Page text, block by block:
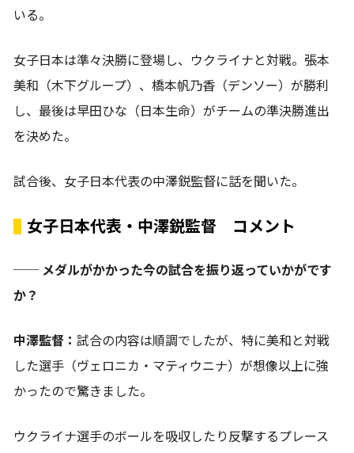
いる。
女子日本は準々決勝に登場し、ウクライナと対戦。張本
美和（木下グループ）、橋本帆乃香（デンソー）が勝利
し、最後は早田ひな（日本生命）がチームの準決勝進出
を決めた。
試合後、女子日本代表の中澤鋭監督に話を聞いた。
女子日本代表・中澤鋭監督 コメント
── メダルがかかった今の試合を振り返っていかがです
か？
中澤監督： 試合の内容は順調でしたが、特に美和と対戦
した選手（ヴェロニカ・マティウニナ）が想像以上に強
かったので驚きました。
ウクライナ選手のボールを吸収したり反撃するプレース